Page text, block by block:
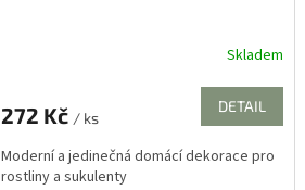
Skladem
272 Kč / ks
DETAIL
Moderní a jedinečná domácí dekorace pro
rostliny a sukulenty